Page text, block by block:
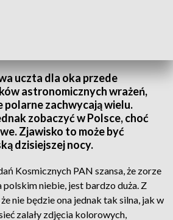
uczta dla oka przede
astronomicznych wrażeń,
polarne zachwycają wielu.
zobaczyć w Polsce, choć
Zjawisko to może być
dzisiejszej nocy.
Kosmicznych PAN szansa, że zorze
polskim niebie, jest bardzo duża. Z
nie będzie ona jednak tak silna, jak w
zalały zdjęcia kolorowych,